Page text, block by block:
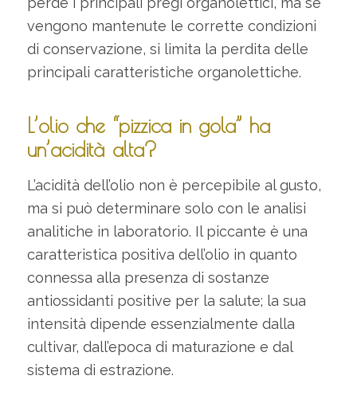
vengono mantenute le corrette condizioni
di conservazione, si limita la perdita delle
principali caratteristiche organolettiche.
L’olio che “pizzica in gola” ha
un’acidità alta?
L’acidità dell’olio non è percepibile al gusto,
ma si può determinare solo con le analisi
analitiche in laboratorio. Il piccante è una
caratteristica positiva dell’olio in quanto
connessa alla presenza di sostanze
antiossidanti positive per la salute; la sua
intensità dipende essenzialmente dalla
cultivar, dall’epoca di maturazione e dal
sistema di estrazione.